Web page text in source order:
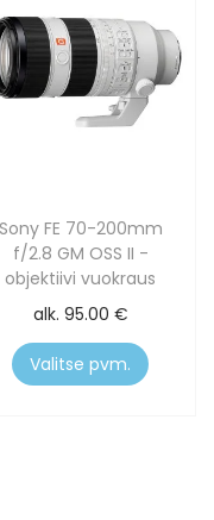
Sony FE 70-200mm
f/2.8 GM OSS II -
objektiivi vuokraus
alk. 95.00 €
Valitse pvm.